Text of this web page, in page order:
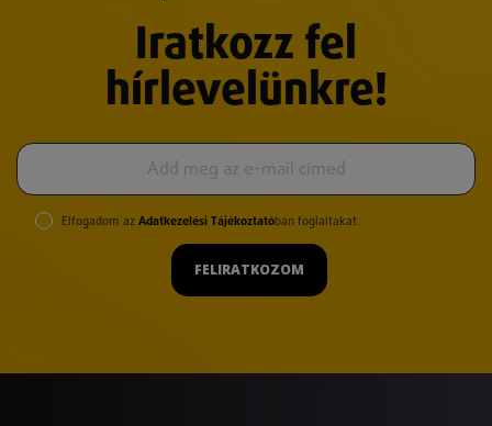
Iratkozz fel
hírlevelünkre!
Elfogadom az Adatkezelési Tájékoztatóban foglaltakat.
FELIRATKOZOM